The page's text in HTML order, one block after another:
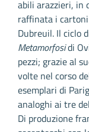
abili arazzieri, in
raffinata i
Dubreuil. Il ciclo
Metamorfosidi
pezzi; grazie al
volte nel corso
esemplari di
analoghi ai tre
Di produzione